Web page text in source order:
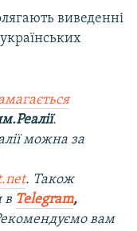
виведенні
.
можна за
. Також
в Telegram,
вам